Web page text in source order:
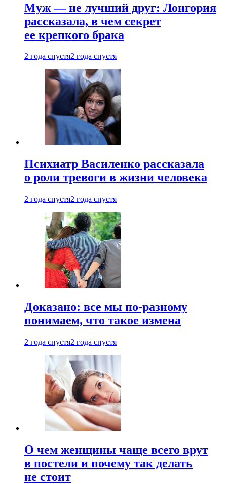
Муж — не лучший друг: Лонгория
рассказала, в чем секрет
ее крепкого брака
2 года спустя2 года спустя
Психиатр Василенко рассказала
о роли тревоги в жизни человека
2 года спустя2 года спустя
Доказано: все мы по-разному
понимаем, что такое измена
2 года спустя2 года спустя
О чем женщины чаще всего врут
в постели и почему так делать
не стоит